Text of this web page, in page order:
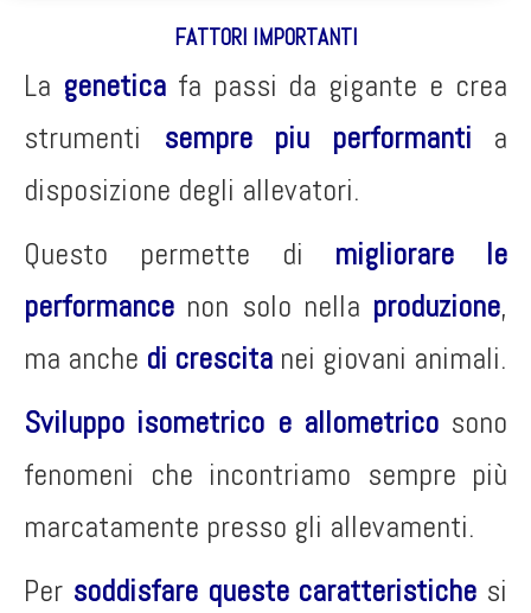
FATTORI IMPORTANTI
La geneticafa passi da gigante e crea
strumenti sempre piu performanti a
disposizione degli allevatori.
Questo permette di migliorare le
performance non solo nella produzione,
ma anche di crescita nei giovani animali.
Sviluppo isometrico e allometricosono
fenomeni che incontriamo sempre più
marcatamente presso gli allevamenti.
Per soddisfare queste caratteristiche si